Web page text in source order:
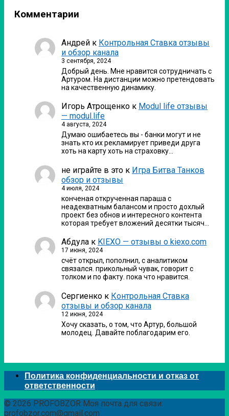
Комментарии
Андрей к Контрольная Ставка отзывы
и обзор канала
3 сентября, 2024
Добрый день. Мне нравится сотрудничать с
Артуром. На дистанции можно претендовать
на качественную динамику.
Игорь Атрощенко к Modul life отзывы
— modul.life
4 августа, 2024
Думаю ошибаетесь вы - банки могут и не
знать кто их рекламирует приведи друга
хоть на карту хоть на страховку…
не играйте в это к Игра Битва Танков
обзор и отзывы
4 июля, 2024
конченая открученная параша с
неадекватным балансом и просто дохлый
проект без обнов и интересного контента
которая требует вложений десятки тысяч…
Абдула к KIEXO — отзывы о kiexo.com
17 июня, 2024
счёт открыл, пополнил, с аналитиком
связался. прикольный чувак, говорит с
толком и по факту. пока что нравится.
Сергиенко к Контрольная Ставка
отзывы и обзор канала
12 июня, 2024
Хочу сказать, о том, что Артур, большой
молодец. Давайте поблагодарим его.
Политика конфиденциальности и отказ от
ответственности
© 2026 PROFOBZOR Моя почта для связи:
profobzor.com@gmail.com